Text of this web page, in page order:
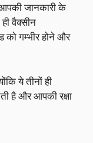
जानकारी के
वैक्सीन
को गम्भीर होने और
ये तीनों ही
है और आपकी रक्षा